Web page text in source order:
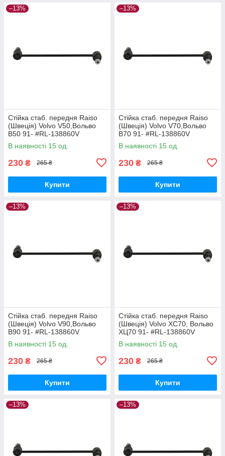
–13%
Стійка стаб. передня Raiso
(Швеція) Volvo V50,Вольво
В50 91- #RL-138860V
UAYYIOR17
В наявності 15 од.
230 ₴ 265 ₴
Купити
–13%
Стійка стаб. передня Raiso
(Швеція) Volvo V70,Вольво
В70 91- #RL-138860V
UAPVVRP17
В наявності 15 од.
230 ₴ 265 ₴
Купити
–13%
Стійка стаб. передня Raiso
(Швеція) Volvo V90,Вольво
В90 91- #RL-138860V
UAQEZFD17
В наявності 15 од.
230 ₴ 265 ₴
Купити
–13%
Стійка стаб. передня Raiso
(Швеція) Volvo XC70, Вольво
ХЦ70 91- #RL-138860V
UAPVVRP17
В наявності 15 од.
230 ₴ 265 ₴
Купити
–13% –13%